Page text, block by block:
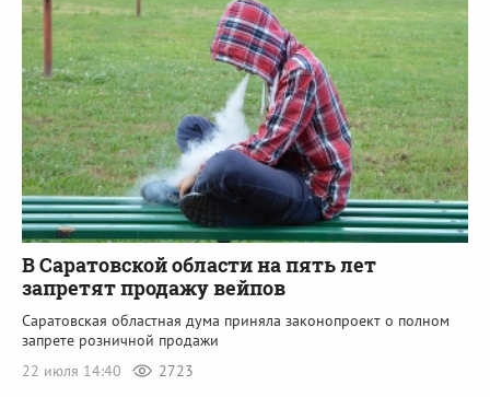
В Саратовской области на пять лет
запретят продажу вейпов
Саратовская областная дума приняла законопроект о полном
запрете розничной продажи
22 июля 14:40
2723